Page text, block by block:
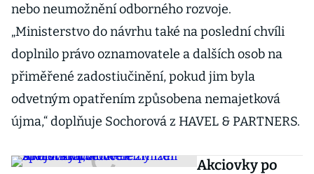
nebo neumožnění odborného rozvoje.
„Ministerstvo do návrhu také na poslední chvíli
doplnilo právo oznamovatele a dalších osob na
přiměřené zadostiučinění, pokud jim byla
odvetným opatřením způsobena nemajetková
újma,“ doplňuje Sochorová z HAVEL & PARTNERS.
Akciovky po